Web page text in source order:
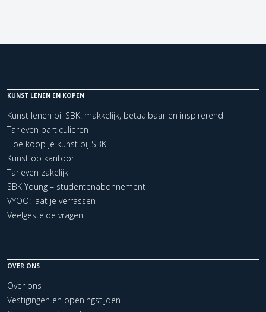
KUNST LENEN EN KOPEN
Kunst lenen bij SBK: makkelijk, betaalbaar en inspirerend
Tarieven particulieren
Hoe koop je kunst bij SBK
Kunst op kantoor
Tarieven zakelijk
SBK Young – studentenabonnement
VYOO: laat je verrassen
Veelgestelde vragen
OVER ONS
Over ons
Vestigingen en openingstijden